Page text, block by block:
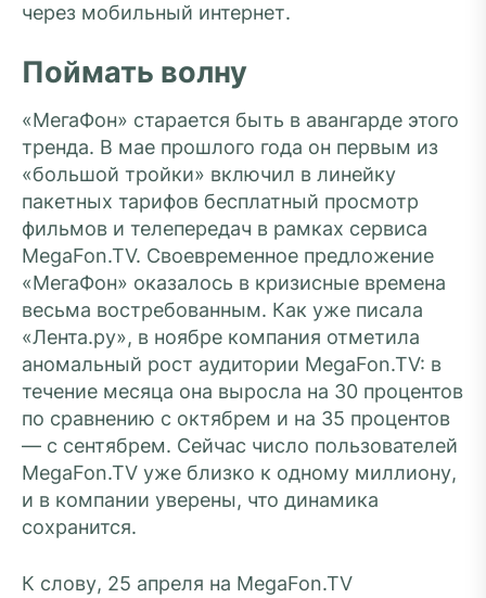
через мобильный интернет.
Поймать волну
«МегаФон» старается быть в авангарде этого
тренда. В мае прошлого года он первым из
«большой тройки» включил в линейку
пакетных тарифов бесплатный просмотр
фильмов и телепередач в рамках сервиса
MegaFon.TV. Своевременное предложение
«МегаФон» оказалось в кризисные времена
весьма востребованным. Как уже писала
«Лента.ру», в ноябре компания отметила
аномальный рост аудитории MegaFon.TV: в
течение месяца она выросла на 30 процентов
по сравнению с октябрем и на 35 процентов
— с сентябрем. Сейчас число пользователей
MegaFon.TV уже близко к одному миллиону,
и в компании уверены, что динамика
сохранится.
К слову, 25 апреля на MegaFon.TV